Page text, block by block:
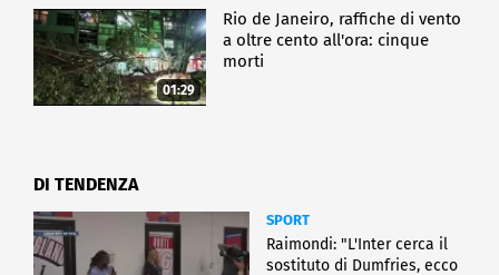
01:29
Rio de Janeiro, raffiche di vento
a oltre cento all'ora: cinque
morti
DI TENDENZA
SPORT
Raimondi: "L'Inter cerca il
sostituto di Dumfries, ecco